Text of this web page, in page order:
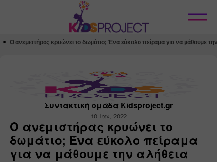
Κλείσιμο
Ο ανεμιστήρας κρυώνει το δωμάτιο; Ένα εύκολο πείραμα για να μάθουμε
Συντακτική ομάδα Kidsproject.gr
10 Ιαν, 2022
Ο ανεμιστήρας κρυώνει το
δωμάτιο; Ένα εύκολο πείραμα
για να μάθουμε την αλήθεια